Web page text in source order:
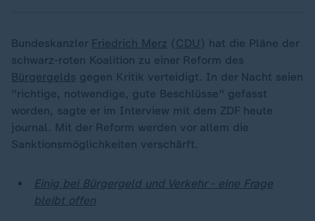
Bundeskanzler Friedrich Merz (CDU ) hat die Pläne der
schwarz-roten Koalition zu einer Reform des
Bürgergelds gegen Kritik verteidigt. In der Nacht seien
"richtige, notwendige, gute Beschlüsse" gefasst
worden, sagte er im Interview mit dem ZDF heute
journal. Mit der Reform werden vor allem die
Sanktionsmöglichkeiten verschärft.
Einig bei Bürgergeld und Verkehr - eine Frage
bleibt offen